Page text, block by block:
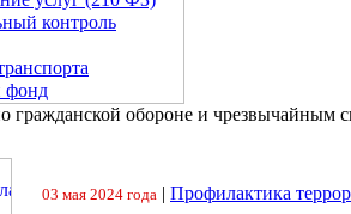
контроль
фонд
гражданской обороне и чрезвычайным
03 мая 2024 года | Профилактика